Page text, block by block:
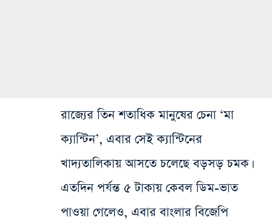
রাজ্যের তিন শতাধিক মানুষের চেনা ‘মা
ক্যান্টিন’, এবার সেই ক্যান্টিনের
খাদ্যতালিকায় আসতে চলেছে বড়সড় চমক।
এতদিন পর্যন্ত ৫ টাকায় কেবল ডিম-ভাত
পাওয়া গেলেও, এবার বাংলার বিজেপি